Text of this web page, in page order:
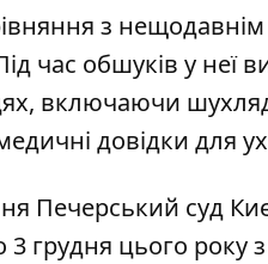
з
час обшуків у неї
включаючи
довідки для
Печерський суд
грудня цього року